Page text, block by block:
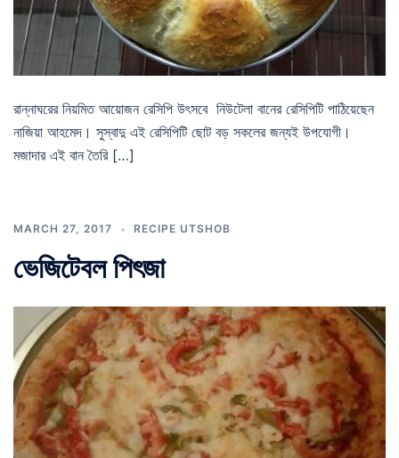
রান্নাঘরের নিয়মিত আয়োজন রেসিপি উৎসবে নিউটেলা বানের রেসিপিটি পাঠিয়েছেন
নাজিয়া আহমেদ। সুস্বাদু এই রেসিপিটি ছোট বড় সকলের জন্যই উপযোগী।
মজাদার এই বান তৈরি […]
MARCH 27, 2017 RECIPE UTSHOB
ভেজিটেবল পিৎজা